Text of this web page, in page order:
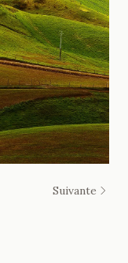
Suivante